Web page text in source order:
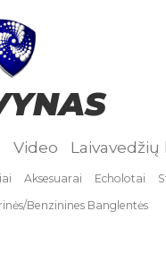
Video Laivavedžių
Aksesuarai Echolotai
Benzinines Banglentės